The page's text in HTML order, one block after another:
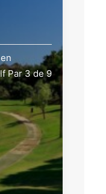
Par 3 de 9